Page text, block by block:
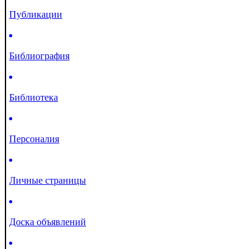
Публикации
Библиография
Библиотека
Персоналия
Личные страницы
Доска объявлений